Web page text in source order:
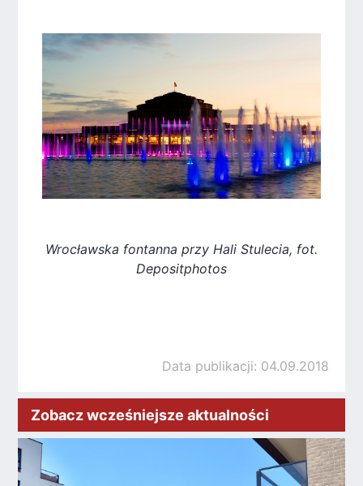
Wrocławska fontanna przy Hali Stulecia, fot.
Depositphotos
Data publikacji: 04.09.2018
Zobacz wcześniejsze aktualności